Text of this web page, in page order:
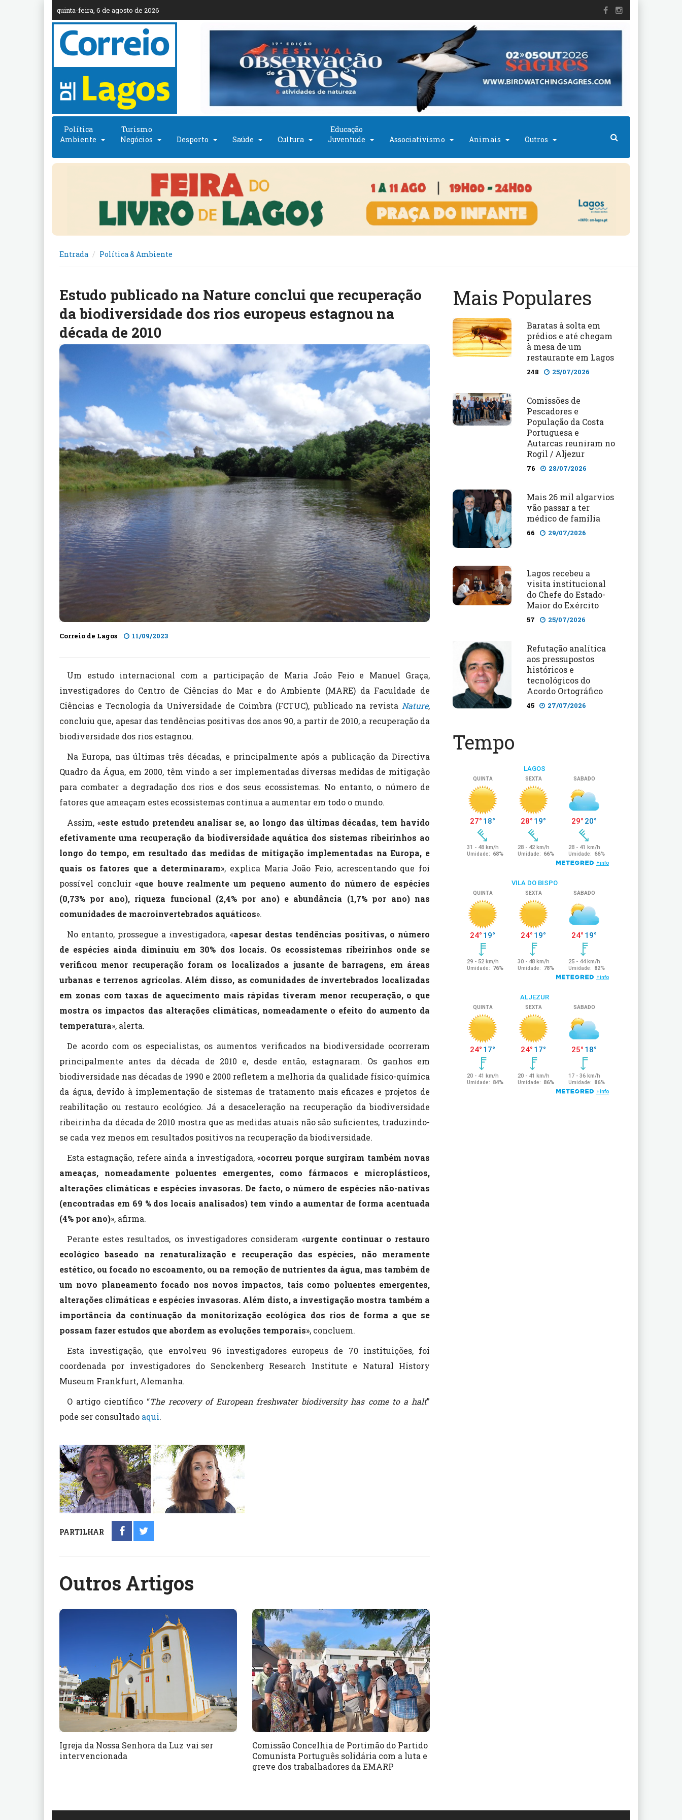
quinta-feira, 6 de agosto de 2026
Política
Ambiente
Turismo
Negócios
Desporto Saúde Cultura
Educação
Juventude
Associativismo Animais Outros
Entrada Política & Ambiente
Estudo publicado na Nature conclui que recuperação
da biodiversidade dos rios europeus estagnou na
década de 2010
Correio de Lagos 11/09/2023
Um estudo internacional com a participação de Maria João Feio e Manuel Graça,
investigadores do Centro de Ciências do Mar e do Ambiente (MARE) da Faculdade de
Ciências e Tecnologia da Universidade de Coimbra (FCTUC), publicado na revista Nature,
concluiu que, apesar das tendências positivas dos anos 90, a partir de 2010, a recuperação da
biodiversidade dos rios estagnou.
Na Europa, nas últimas três décadas, e principalmente após a publicação da Directiva
Quadro da Água, em 2000, têm vindo a ser implementadas diversas medidas de mitigação
para combater a degradação dos rios e dos seus ecossistemas. No entanto, o número de
fatores que ameaçam estes ecossistemas continua a aumentar em todo o mundo.
Assim, «este estudo pretendeu analisar se, ao longo das últimas décadas, tem havido
efetivamente uma recuperação da biodiversidade aquática dos sistemas ribeirinhos ao
longo do tempo, em resultado das medidas de mitigação implementadas na Europa, e
quais os fatores que a determinaram», explica Maria João Feio, acrescentando que foi
possível concluir «que houve realmente um pequeno aumento do número de espécies
(0,73% por ano), riqueza funcional (2,4% por ano) e abundância (1,7% por ano) nas
comunidades de macroinvertebrados aquáticos».
No entanto, prossegue a investigadora, «apesar destas tendências positivas, o número
de espécies ainda diminuiu em 30% dos locais. Os ecossistemas ribeirinhos onde se
verificou menor recuperação foram os localizados a jusante de barragens, em áreas
urbanas e terrenos agrícolas. Além disso, as comunidades de invertebrados localizadas
em zonas com taxas de aquecimento mais rápidas tiveram menor recuperação, o que
mostra os impactos das alterações climáticas, nomeadamente o efeito do aumento da
temperatura», alerta.
De acordo com os especialistas, os aumentos verificados na biodiversidade ocorreram
principalmente antes da década de 2010 e, desde então, estagnaram. Os ganhos em
biodiversidade nas décadas de 1990 e 2000 refletem a melhoria da qualidade físico-química
da água, devido à implementação de sistemas de tratamento mais eficazes e projetos de
reabilitação ou restauro ecológico. Já a desaceleração na recuperação da biodiversidade
ribeirinha da década de 2010 mostra que as medidas atuais não são suficientes, traduzindo-
se cada vez menos em resultados positivos na recuperação da biodiversidade.
Esta estagnação, refere ainda a investigadora, «ocorreu porque surgiram também novas
ameaças, nomeadamente poluentes emergentes, como fármacos e microplásticos,
alterações climáticas e espécies invasoras. De facto, o número de espécies não-nativas
(encontradas em 69 % dos locais analisados) tem vindo a aumentar de forma acentuada
(4% por ano)», afirma.
Perante estes resultados, os investigadores consideram «urgente continuar o restauro
ecológico baseado na renaturalização e recuperação das espécies, não meramente
estético, ou focado no escoamento, ou na remoção de nutrientes da água, mas também de
um novo planeamento focado nos novos impactos, tais como poluentes emergentes,
alterações climáticas e espécies invasoras. Além disto, a investigação mostra também a
importância da continuação da monitorização ecológica dos rios de forma a que se
possam fazer estudos que abordem as evoluções temporais», concluem.
Esta investigação, que envolveu 96 investigadores europeus de 70 instituições, foi
coordenada por investigadores do Senckenberg Research Institute e Natural History
Museum Frankfurt, Alemanha.
O artigo científico “The recovery of European freshwater biodiversity has come to a halt”
pode ser consultado aqui.
PARTILHAR
Outros Artigos
Igreja da Nossa Senhora da Luz vai ser
intervencionada
Comissão Concelhia de Portimão do Partido
Comunista Português solidária com a luta e
greve dos trabalhadores da EMARP
Mais Populares
Baratas à solta em
prédios e até chegam
à mesa de um
restaurante em Lagos
248 25/07/2026
Comissões de
Pescadores e
População da Costa
Portuguesa e
Autarcas reuniram no
Rogil / Aljezur
76 28/07/2026
Mais 26 mil algarvios
vão passar a ter
médico de família
66 29/07/2026
Lagos recebeu a
visita institucional
do Chefe do Estado-
Maior do Exército
57 25/07/2026
Refutação analítica
aos pressupostos
históricos e
tecnológicos do
Acordo Ortográfico
45 27/07/2026
Tempo